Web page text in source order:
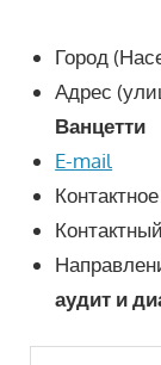
Город
Адрес
Ванцетти
E-mail
аудит и